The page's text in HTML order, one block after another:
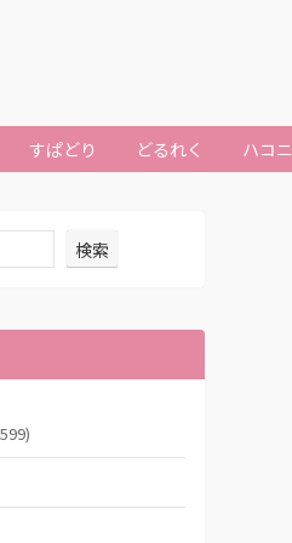
すぱどり どるれく ハコ
検索